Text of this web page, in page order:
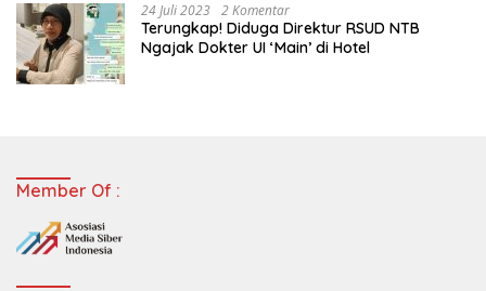
24 Juli 2023 2 Komentar
Terungkap! Diduga Direktur RSUD NTB
Ngajak Dokter UI ‘Main’ di Hotel
Member Of :